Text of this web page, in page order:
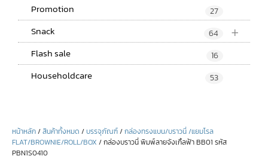
Promotion 27
+
Snack 64
Flash sale 16
Householdcare 53
หน้าหลัก/สินค้าทั้งหมด /บรรจุภัณฑ์/กล่องทรงแบน/บราวนี่ /แยมโรล
FLAT/BROWNIE/ROLL/BOX / กล่องบราวนี่ พิมพ์ลายจังเกิ้ลฟ้า BB01 รหัส
PBN1S0410